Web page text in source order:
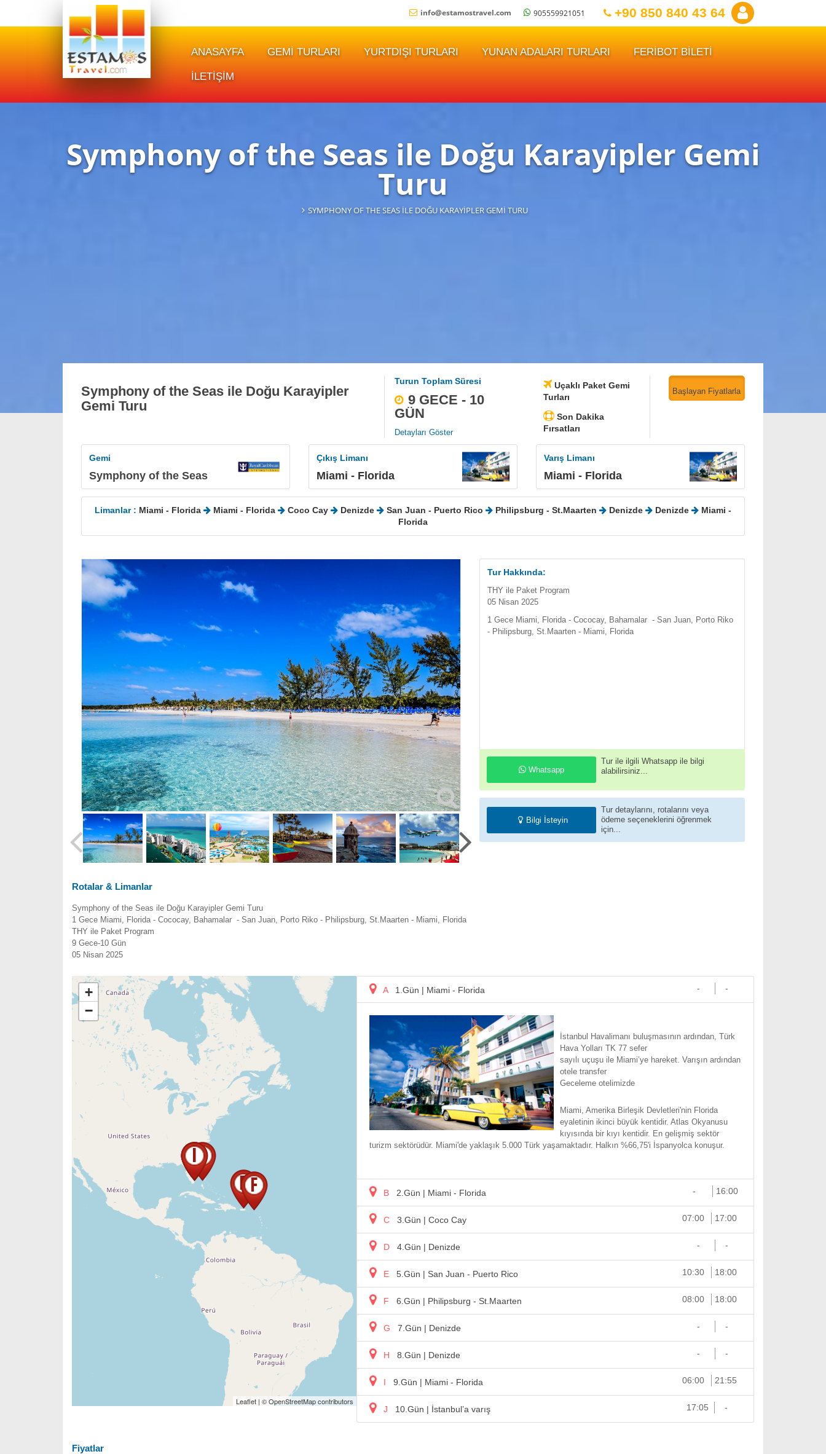
+90 850 840 43 64
905559921051
info@estamostravel.com
ANASAYFA GEMI TURLARI YURTDIŞI TURLARI YUNAN ADALARI TURLARI FERİBOT BİLETİ
İLETİŞİM
Symphony of the Seas ile Doğu Karayipler Gemi
Turu
SYMPHONY OF THE SEAS ILE DOĞU KARAYIPLER GEMI TURU
Symphony of the Seas ile Doğu Karayipler
Gemi Turu
Turun Toplam Süresi
9 GECE - 10
GÜN
Detayları Göster
Uçaklı Paket Gemi
Turları
Son Dakika
Fırsatları
Başlayan Fiyatlarla
Gemi
Symphony of the Seas
Çıkış Limanı
Miami - Florida
Varış Limanı
Miami - Florida
Limanlar : Miami - Florida Miami - Florida Coco Cay Denizde San Juan - Puerto Rico Philipsburg - St.Maarten Denizde Denizde
Miami -
Florida
Tur Hakkında:
THY ile Paket Program
05 Nisan 2025
1 Gece Miami, Florida - Cococay, Bahamalar - San Juan, Porto Riko
- Philipsburg, St.Maarten - Miami, Florida
Whatsapp
Tur ile ilgili Whatsapp ile bilgi
alabilirsiniz...
Bilgi İsteyin
Tur detaylarını, rotalarını veya
ödeme seçeneklerini öğrenmek
için...
Rotalar & Limanlar
Symphony of the Seas ile Doğu Karayipler Gemi Turu
1 Gece Miami, Florida - Cococay, Bahamalar - San Juan, Porto Riko - Philipsburg, St.Maarten - Miami, Florida
THY ile Paket Program
9 Gece-10 Gün
05 Nisan 2025
+
−
Leaflet| ©OpenStreetMapcontributors
A 1.Gün | Miami - Florida - -
İstanbul Havalimanı buluşmasının ardından, Türk
Hava Yolları TK 77 sefer
sayılı uçuşu ile Miami’ye hareket. Varışın ardından
otele transfer
Geceleme otelimizde
Miami, Amerika Birleşik Devletleri'nin Florida
eyaletinin ikinci büyük kentidir. Atlas Okyanusu
kıyısında bir kıyı kentidir. En gelişmiş sektör
turizm sektörüdür. Miami'de yaklaşık 5.000 Türk yaşamaktadır. Halkın %66,75'i İspanyolca konuşur.
B 2.Gün | Miami - Florida - 16:00
C 3.Gün | Coco Cay 07:00 17:00
D 4.Gün | Denizde - -
E 5.Gün | San Juan - Puerto Rico 10:30 18:00
F 6.Gün | Philipsburg - St.Maarten 08:00 18:00
G 7.Gün | Denizde - -
H 8.Gün | Denizde - -
I 9.Gün | Miami - Florida 06:00 21:55
J 10.Gün | İstanbul’a varış 17:05 -
Fiyatlar